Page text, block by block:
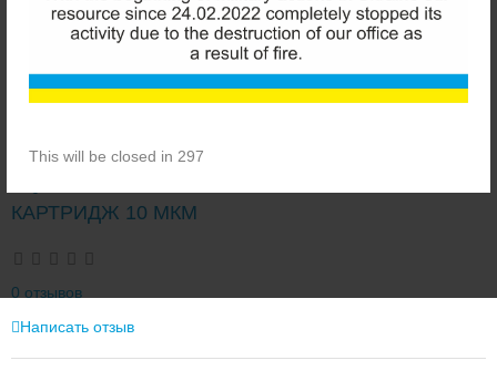
This will be closed in 296
КАРТРИДЖ 10 МКМ
0 отзывов
Написать отзыв